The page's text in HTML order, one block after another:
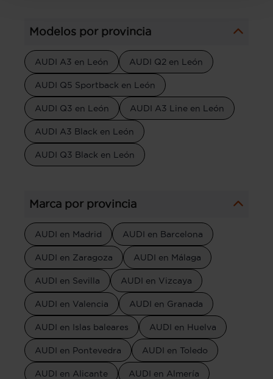
Modelos por provincia
AUDI A3 en León AUDI Q2 en León
AUDI Q5 Sportback en León
AUDI Q3 en León AUDI A3 Line en León
AUDI A3 Black en León
AUDI Q3 Black en León
Marca por provincia
AUDI en Madrid AUDI en Barcelona
AUDI en Zaragoza AUDI en Málaga
AUDI en Sevilla AUDI en Vizcaya
AUDI en Valencia AUDI en Granada
AUDI en Islas baleares AUDI en Huelva
AUDI en Pontevedra AUDI en Toledo
AUDI en Alicante AUDI en Almería